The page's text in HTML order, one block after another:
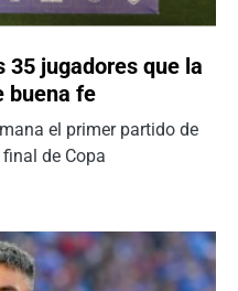
35 jugadores que la
buena fe
el primer partido de
de Copa